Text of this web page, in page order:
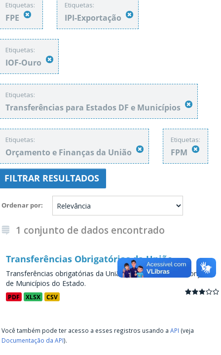
Etiquetas:
FPE
Etiquetas:
IPI-Exportação
Etiquetas:
IOF-Ouro
Etiquetas:
Transferências para Estados DF e Municípios
Etiquetas:
Orçamento e Finanças da União
Etiquetas:
FPM
FILTRAR RESULTADOS
Ordenar por
1 conjunto de dados encontrado
Transferências Obrigatórias da União
Transferências obrigatórias da União para os Estados e conjunto
de Municípios do Estado.
PDF XLSX CSV
Você também pode ter acesso a esses registros usando a API (veja
Documentação da API).